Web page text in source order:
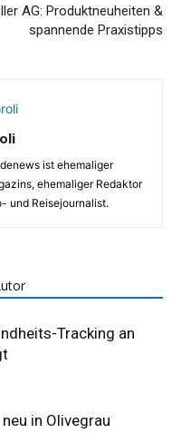
AG: Produktneuheiten &
spannende Praxistipps
ist ehemaliger
ehemaliger Redaktor
und Reisejournalist.
Tracking an
in Olivegrau